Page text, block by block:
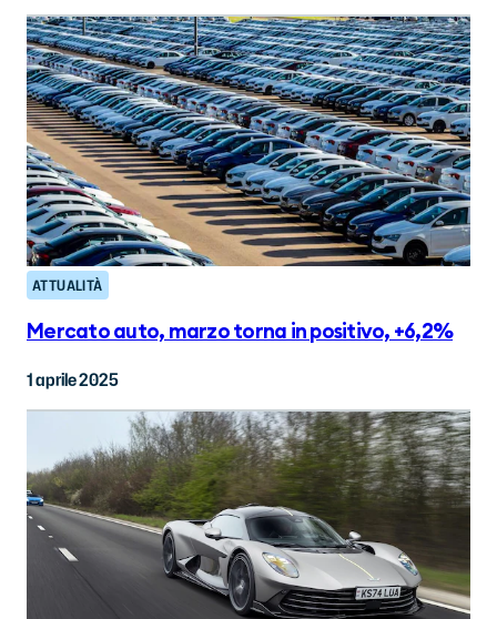
ATTUALITÀ
Mercato auto, marzo torna in positivo, +6,2%
1 aprile 2025